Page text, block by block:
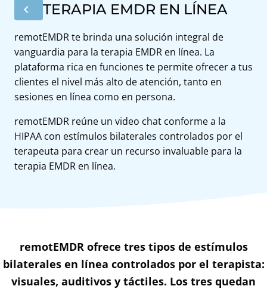
chevron_left TERAPIA EMDR EN LÍNEA
remotEMDR te brinda una solución integral de
vanguardia para la terapia EMDR en línea. La
plataforma rica en funciones te permite ofrecer a tus
clientes el nivel más alto de atención, tanto en
sesiones en línea como en persona.
remotEMDR reúne un video chat conforme a la
HIPAA con estímulos bilaterales controlados por el
terapeuta para crear un recurso invaluable para la
terapia EMDR en línea.
remotEMDR ofrece tres tipos de estímulos
bilaterales en línea controlados por el terapista:
visuales, auditivos y táctiles. Los tres quedan